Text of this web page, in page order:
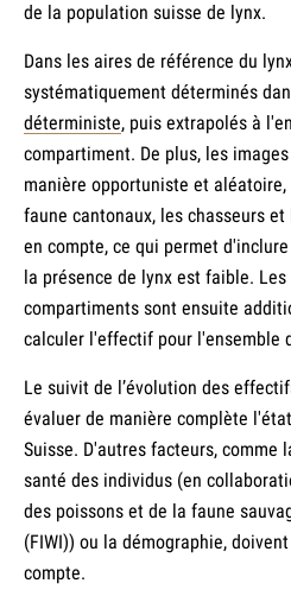
de la population suisse de lynx.
Dans les aires de référence du
systématiquement déterminés
déterministe, puis extrapolés à
compartiment. De plus, les
manière opportuniste et
faune cantonaux, les chasseurs
en compte, ce qui permet
la présence de lynx est faible.
compartiments sont ensuite
calculer l'effectif pour l'ensemble
Le suivit de l’évolution des
évaluer de manière complète
Suisse. D'autres facteurs, comme
santé des individus (en
des poissons et de la faune
(FIWI)) ou la démographie,
compte.